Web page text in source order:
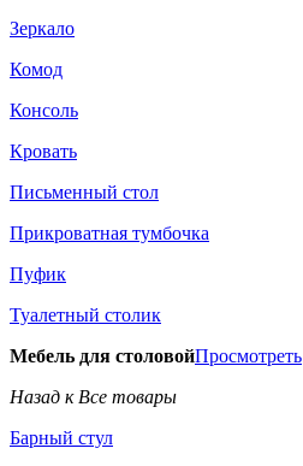
Зеркало
Комод
Консоль
Кровать
Письменный стол
Прикроватная тумбочка
Пуфик
Туалетный столик
Мебель для столовойПросмотреть
Назад к Все товары
Барный стул